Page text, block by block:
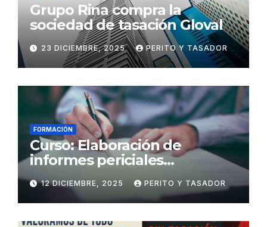
Grupo Rina compra la
sociedad de tasación Gloval
23 DICIEMBRE, 2025 PERITO Y TASADOR
FORMACIÓN
Curso: Elaboración de
informes periciales
psicológicos en el ámbito
penal
12 DICIEMBRE, 2025 PERITO Y TASADOR